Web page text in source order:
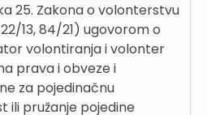
25. Zakona o volonterstvu
13, 84/21) ugovorom o
volontiranja i volonter
prava i obveze i
za pojedinačnu
ili pružanje pojedine